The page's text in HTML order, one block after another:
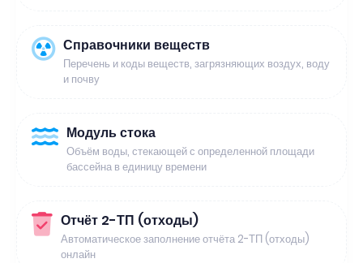
Справочники веществ
Перечень и коды веществ, загрязняющих воздух, воду
и почву
Модуль стока
Объём воды, стекающей с определенной площади
бассейна в единицу времени
Отчёт 2-ТП (отходы)
Автоматическое заполнение отчёта 2-ТП (отходы)
онлайн